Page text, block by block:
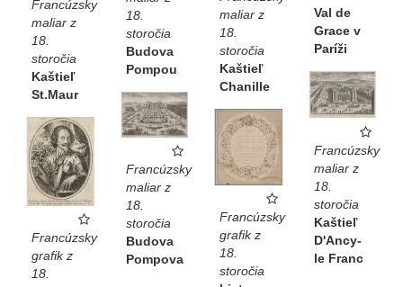
Val de
Grace v
Paríži
18.
storočia
Budova
Pompou
maliar z
18.
storočia
Kaštieľ
Chanille
Francúzsky
maliar z
18.
storočia
Kaštieľ
St.Maur
Francúzsky
maliar z
18.
storočia
Kaštieľ
D'Ancy-
le Franc
Francúzsky
maliar z
18.
storočia
Budova
Pompova
Francúzsky
grafik z
18.
storočia
Francúzsky
grafik z
18.